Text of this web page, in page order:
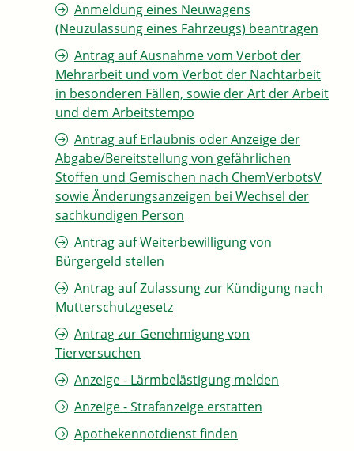
Anmeldung eines Neuwagens
(Neuzulassung eines Fahrzeugs) beantragen
Antrag auf Ausnahme vom Verbot der
Mehrarbeit und vom Verbot der Nachtarbeit
in besonderen Fällen, sowie der Art der Arbeit
und dem Arbeitstempo
Antrag auf Erlaubnis oder Anzeige der
Abgabe/Bereitstellung von gefährlichen
Stoffen und Gemischen nach ChemVerbotsV
sowie Änderungsanzeigen bei Wechsel der
sachkundigen Person
Antrag auf Weiterbewilligung von
Bürgergeld stellen
Antrag auf Zulassung zur Kündigung nach
Mutterschutzgesetz
Antrag zur Genehmigung von
Tierversuchen
Anzeige - Lärmbelästigung melden
Anzeige - Strafanzeige erstatten
Apothekennotdienst finden